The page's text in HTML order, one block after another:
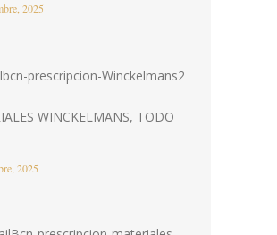
2025
WINCKELMANS, TODO
2025